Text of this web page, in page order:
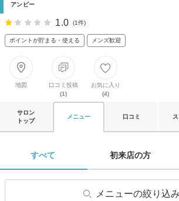
アンビー
1.0 (1件)
ポイントが貯まる・使える メンズ歓迎
地図
口コミ投稿
(1)
お気に入り
(4)
サロン
トップ
メニュー 口コミ
すべて 初来店の方
メニューの絞り込み